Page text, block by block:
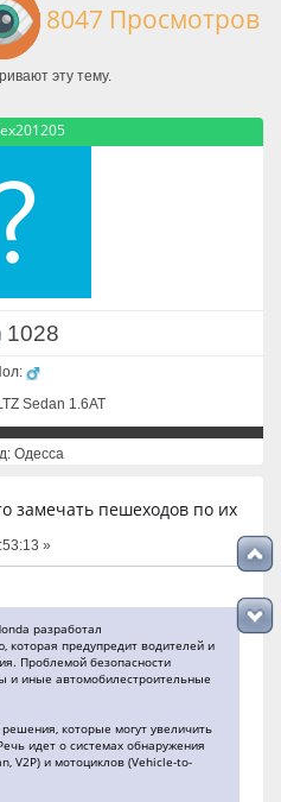
8047 Просмотров
эту тему.
1028
Sedan 1.6AT
Одесса
замечать пешеходов по их
»
разработал
которая предупредит водителей и
Проблемой безопасности
и иные автомобилестроительные
которые могут увеличить
идет о системах обнаружения
V2P) и мотоциклов (Vehicle-to-